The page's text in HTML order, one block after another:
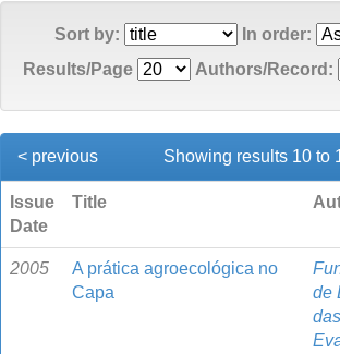
Sort by:
In order:
Results/Page
Authors/Record:
Showing results 10 to
< previous
Issue
Date
Title
2005
A prática agroecológica no
Capa
de